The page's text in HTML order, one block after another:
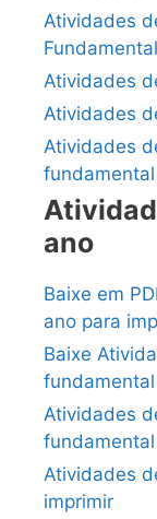
Atividades
Fundamental
Atividades
Atividades
Atividades
fundamental
ano
Baixe em
ano para
Baixe
fundamental
Atividades
fundamental
Atividades
imprimir